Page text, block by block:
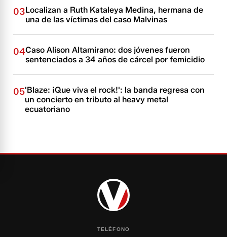
03Localizan a Ruth Kataleya Medina, hermana de
una de las víctimas del caso Malvinas
04Caso Alison Altamirano: dos jóvenes fueron
sentenciados a 34 años de cárcel por femicidio
05'Blaze: ¡Que viva el rock!': la banda regresa con
un concierto en tributo al heavy metal
ecuatoriano
TELÉFONO